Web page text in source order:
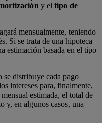
y el tipo de
mensualmente, teniendo
Si se trata de una hipoteca
estimación basada en el tipo
se distribuye cada pago
intereses para, finalmente,
estimada, el total de
y, en algunos casos, una